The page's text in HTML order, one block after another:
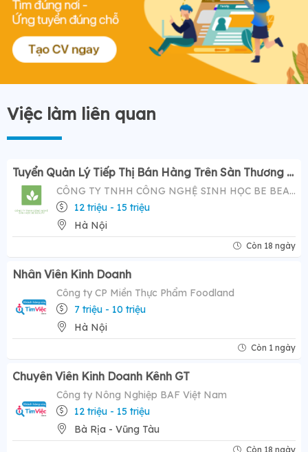
Việc làm liên quan
Tuyển Quản Lý Tiếp Thị Bán Hàng Trên Sàn Thương Mại Điện Tử ( Tiktok Shop)- Mức Lương Hấp Dẫn 12-20 Triệu
CÔNG TY TNHH CÔNG NGHỆ SINH HỌC BE BEAUTY
12 triệu - 15 triệu
Hà Nội
Còn 18 ngày
Nhân Viên Kinh Doanh
Công ty CP Miền Thực Phẩm Foodland
7 triệu - 10 triệu
Hà Nội
Còn 1 ngày
Chuyên Viên Kinh Doanh Kênh GT
Công ty Nông Nghiệp BAF Việt Nam
12 triệu - 15 triệu
Bà Rịa - Vũng Tàu
Còn 18 ngày